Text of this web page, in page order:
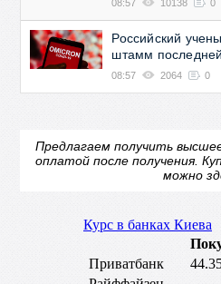
08:57 10138 0
Российский
штамм
08:57 2064 0
Предлагаем получить
оплатой после получения.
можно